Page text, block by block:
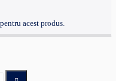
acest produs.